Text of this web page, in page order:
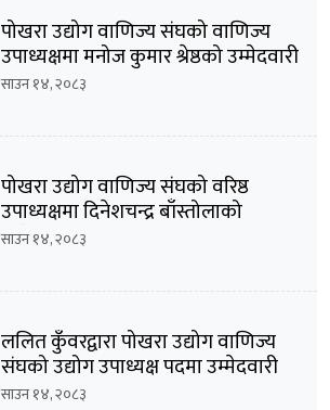
पोखरा उद्योग वाणिज्य संघको वाणिज्य
उपाध्यक्षमा मनोज कुमार श्रेष्ठको उम्मेदवारी
घोषणा
साउन १४, २०८३
पोखरा उद्योग वाणिज्य संघको वरिष्ठ
उपाध्यक्षमा दिनेशचन्द्र बाँस्तोलाको
उम्मेदवारी घोषणा
साउन १४, २०८३
ललित कुँवरद्वारा पोखरा उद्योग वाणिज्य
संघको उद्योग उपाध्यक्ष पदमा उम्मेदवारी
घोषणा
साउन १४, २०८३